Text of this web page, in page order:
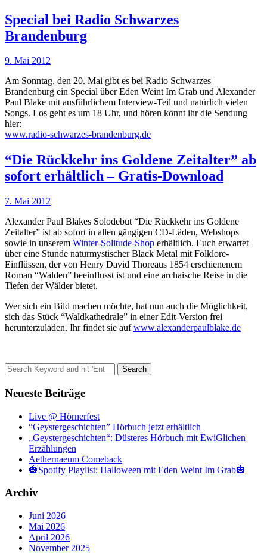
Special bei Radio Schwarzes
Brandenburg
9. Mai 2012
Am Sonntag, den 20. Mai gibt es bei Radio Schwarzes
Brandenburg ein Special über Eden Weint Im Grab und Alexander
Paul Blake mit ausführlichem Interview-Teil und natürlich vielen
Songs. Los geht es um 18 Uhr, und hören könnt ihr die Sendung
hier:
www.radio-schwarzes-brandenburg.de
“Die Rückkehr ins Goldene Zeitalter” ab
sofort erhältlich – Gratis-Download
7. Mai 2012
Alexander Paul Blakes Solodebüt “Die Rückkehr ins Goldene
Zeitalter” ist ab sofort in allen gängigen CD-Läden, Webshops
sowie in unserem Winter-Solitude-Shop erhältlich. Euch erwartet
über eine Stunde naturmystischer Black Metal mit Folklore-
Einflüssen, der von Henry David Thoreaus 1854 erschienenem
Roman “Walden” beeinflusst ist und eine archaische Reise in die
Tiefen der Wälder bietet.
Wer sich ein Bild machen möchte, hat nun auch die Möglichkeit,
sich das Stück “Waldkathedrale” in einer Edit-Version frei
herunterzuladen. Ihr findet sie aufwww.alexanderpaulblake.de
Search
for:
Neueste Beiträge
Live @ Hörnerfest
“Geystergeschichten” Hörbuch jetzt erhältlich
„Geystergeschichten“: Düsteres Hörbuch mit EwiGlichen
Erzählungen
Aethernaeum Comeback
🎃Spotify Playlist: Halloween mit Eden Weint Im Grab🎃
Archiv
Juni 2026
Mai 2026
April 2026
November 2025